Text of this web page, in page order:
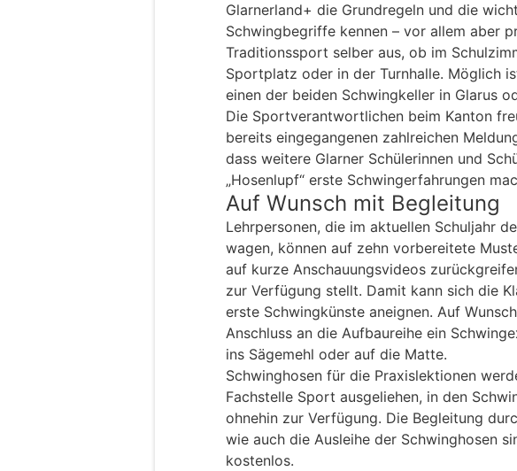
Glarnerland+ die Grundregeln und die
Schwingbegriffe kennen – vor allem aber
Traditionssport selber aus, ob im
Sportplatz oder in der Turnhalle. Möglich
einen der beiden Schwingkeller in Glarus
Die Sportverantwortlichen beim Kanton
bereits eingegangenen zahlreichen
dass weitere Glarner Schülerinnen und
„Hosenlupf“ erste Schwingerfahrungen
Auf Wunsch mit Begleitung
Lehrpersonen, die im aktuellen Schuljahr
wagen, können auf zehn vorbereitete
auf kurze Anschauungsvideos
zur Verfügung stellt. Damit kann sich die
erste Schwingkünste aneignen. Auf
Anschluss an die Aufbaureihe ein
ins Sägemehl oder auf die Matte.
Schwinghosen für die Praxislektionen
Fachstelle Sport ausgeliehen, in den
ohnehin zur Verfügung. Die Begleitung
wie auch die Ausleihe der Schwinghosen
kostenlos.